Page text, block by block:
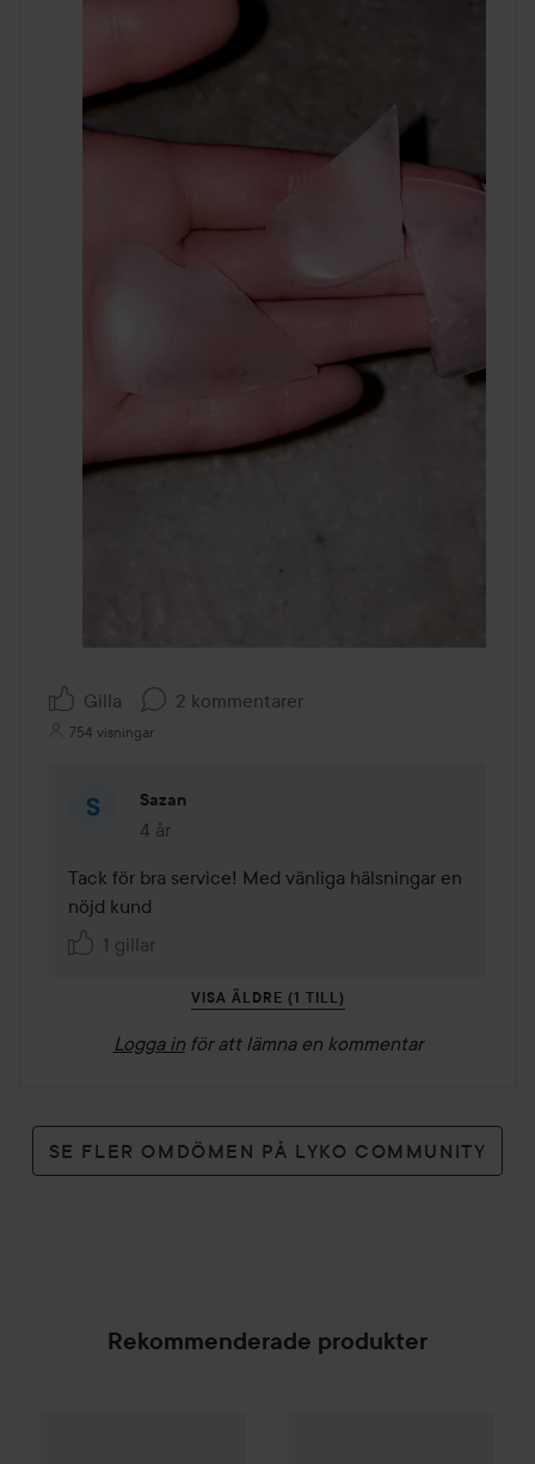
Gilla 2 kommentarer
754 visningar
Sazan
4 år
Kommentaren lades 4 år
Tack för bra service! Med vänliga hälsningar en
nöjd kund
1 gillar
VISA ÄLDRE (1 TILL)
Logga in för att lämna en kommentar
SE FLER OMDÖMEN PÅ LYKO COMMUNITY
Rekommenderade produkter